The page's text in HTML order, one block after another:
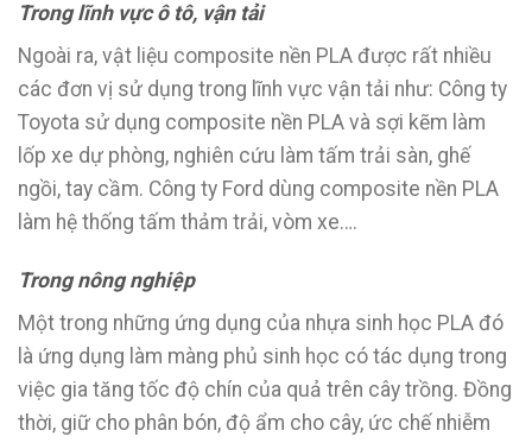
Trong lĩnh vực ô tô, vận tải
Ngoài ra, vật liệu composite nền PLA được rất nhiều
các đơn vị sử dụng trong lĩnh vực vận tải như: Công ty
Toyota sử dụng composite nền PLA và sợi kẽm làm
lốp xe dự phòng, nghiên cứu làm tấm trải sàn, ghế
ngồi, tay cầm. Công ty Ford dùng composite nền PLA
làm hệ thống tấm thảm trải, vòm xe….
Trong nông nghiệp
Một trong những ứng dụng của nhựa sinh học PLA đó
là ứng dụng làm màng phủ sinh học có tác dụng trong
việc gia tăng tốc độ chín của quả trên cây trồng. Đồng
thời, giữ cho phân bón, độ ẩm cho cây, ức chế nhiễm